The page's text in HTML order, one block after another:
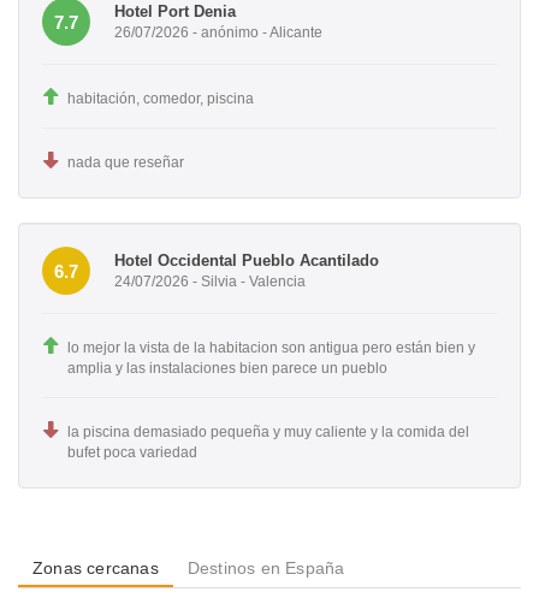
7.7
Hotel Port Denia
26/07/2026 - anónimo - Alicante
habitación, comedor, piscina
nada que reseñar
6.7
Hotel Occidental Pueblo Acantilado
24/07/2026 - Silvia - Valencia
lo mejor la vista de la habitacion son antigua pero están bien y
amplia y las instalaciones bien parece un pueblo
la piscina demasiado pequeña y muy caliente y la comida del
bufet poca variedad
Zonas cercanas Destinos en España